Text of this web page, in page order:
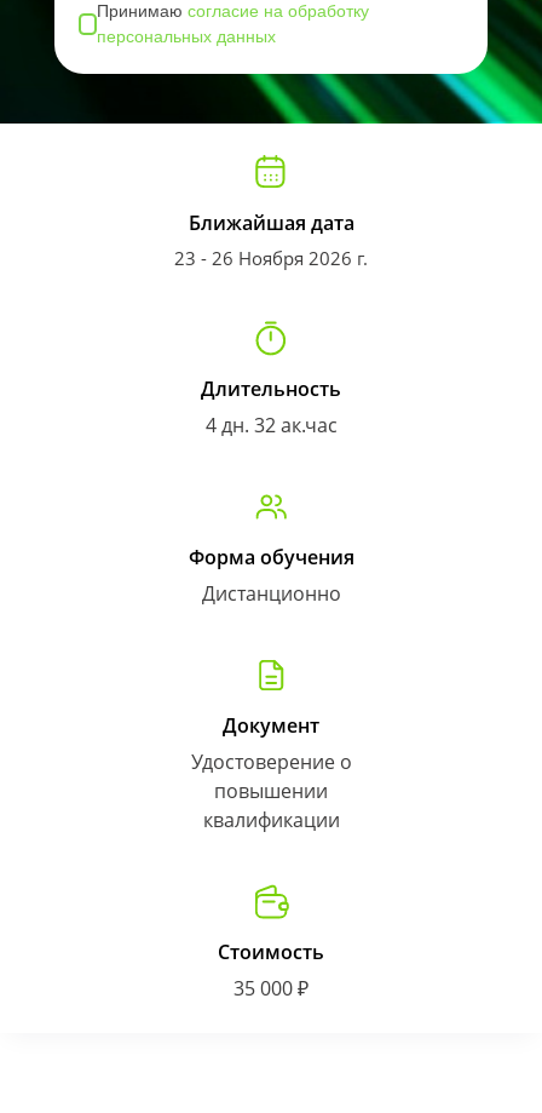
Принимаюсогласие на обработку
персональных данных
Ближайшая дата
23 - 26 Ноября 2026 г.
Длительность
4 дн. 32 ак.час
Форма обучения
Дистанционно
Документ
Удостоверение о
повышении
квалификации
Стоимость
35 000 ₽